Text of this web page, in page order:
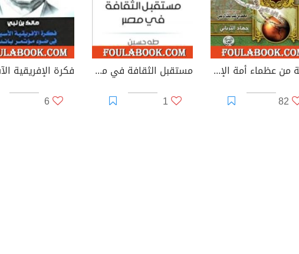
مائة من عظماء أمة الإسلام غيروا مجرى التاريخ
82
مستقبل الثقافة في مصر
1
6